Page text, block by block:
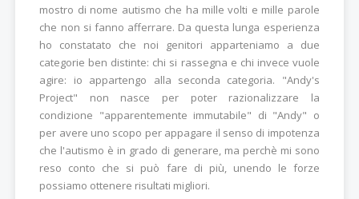
mostro di nome autismo che ha mille volti e mille parole
che non si fanno afferrare. Da questa lunga esperienza
ho constatato che noi genitori apparteniamo a due
categorie ben distinte: chi si rassegna e chi invece vuole
agire: io appartengo alla seconda categoria. "Andy's
Project" non nasce per poter razionalizzare la
condizione "apparentemente immutabile" di "Andy" o
per avere uno scopo per appagare il senso di impotenza
che l'autismo è in grado di generare, ma perchè mi sono
reso conto che si può fare di più, unendo le forze
possiamo ottenere risultati migliori.